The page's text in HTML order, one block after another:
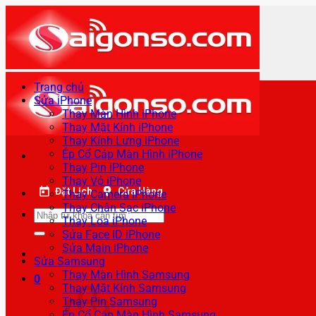
qua
nội
dung
Đặt Lịch Cửa Hàng
Tìm
kiếm:
0
Trang chủ
Sửa iPhone
Thay Màn Hình iPhone
Thay Mặt Kính iPhone
Thay Kính Lưng iPhone
Ép Cổ Cáp Màn Hình iPhone
Thay Pin iPhone
Thay Vỏ iPhone
Thay Camera iPhone
Thay Chân Sạc iPhone
Thay Loa iPhone
Sửa Face ID iPhone
Sửa Main iPhone
Sửa Samsung
Thay Màn Hình Samsung
Thay Mặt Kính Samsung
Thay Pin Samsung